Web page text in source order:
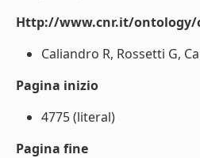
Http://www.cnr.it/
Caliandro R, Rossetti G,
Pagina inizio
4775 (literal)
Pagina fine